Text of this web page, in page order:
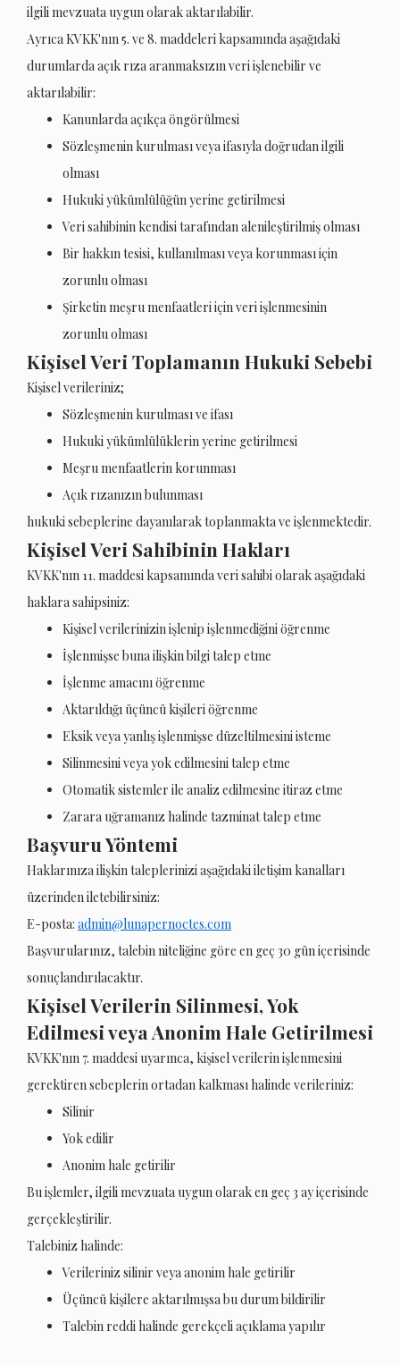
ilgili mevzuata uygun olarak aktarılabilir.
Ayrıca KVKK'nın 5. ve 8. maddeleri kapsamında aşağıdaki
durumlarda açık rıza aranmaksızın veri işlenebilir ve
aktarılabilir:
Kanunlarda açıkça öngörülmesi
Sözleşmenin kurulması veya ifasıyla doğrudan ilgili
olması
Hukuki yükümlülüğün yerine getirilmesi
Veri sahibinin kendisi tarafından alenileştirilmiş olması
Bir hakkın tesisi, kullanılması veya korunması için
zorunlu olması
Şirketin meşru menfaatleri için veri işlenmesinin
zorunlu olması
Kişisel Veri Toplamanın Hukuki Sebebi
Kişisel verileriniz;
Sözleşmenin kurulması ve ifası
Hukuki yükümlülüklerin yerine getirilmesi
Meşru menfaatlerin korunması
Açık rızanızın bulunması
hukuki sebeplerine dayanılarak toplanmakta ve işlenmektedir.
Kişisel Veri Sahibinin Hakları
KVKK'nın 11. maddesi kapsamında veri sahibi olarak aşağıdaki
haklara sahipsiniz:
Kişisel verilerinizin işlenip işlenmediğini öğrenme
İşlenmişse buna ilişkin bilgi talep etme
İşlenme amacını öğrenme
Aktarıldığı üçüncü kişileri öğrenme
Eksik veya yanlış işlenmişse düzeltilmesini isteme
Silinmesini veya yok edilmesini talep etme
Otomatik sistemler ile analiz edilmesine itiraz etme
Zarara uğramanız halinde tazminat talep etme
Başvuru Yöntemi
Haklarınıza ilişkin taleplerinizi aşağıdaki iletişim kanalları
üzerinden iletebilirsiniz:
E-posta: admin@lunapernoctes.com
Başvurularınız, talebin niteliğine göre en geç 30 gün içerisinde
sonuçlandırılacaktır.
Kişisel Verilerin Silinmesi, Yok
Edilmesi veya Anonim Hale Getirilmesi
KVKK'nın 7. maddesi uyarınca, kişisel verilerin işlenmesini
gerektiren sebeplerin ortadan kalkması halinde verileriniz:
Silinir
Yok edilir
Anonim hale getirilir
Bu işlemler, ilgili mevzuata uygun olarak en geç 3 ay içerisinde
gerçekleştirilir.
Talebiniz halinde:
Verileriniz silinir veya anonim hale getirilir
Üçüncü kişilere aktarılmışsa bu durum bildirilir
Talebin reddi halinde gerekçeli açıklama yapılır